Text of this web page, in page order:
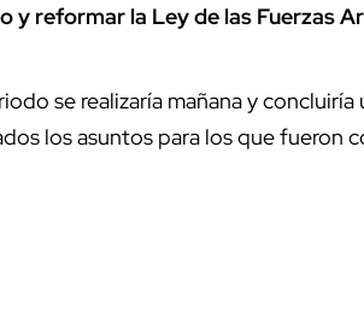
y reformar la Ley de las Fuerzas
se realizaría mañana y
los asuntos para los que fueron